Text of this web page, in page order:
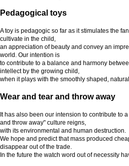
Pedagogical toys
A toy is pedagogic so far as it stimulates the
cultivate in the child,
an appreciation of beauty and convey an
world. Our intention is
to contribute to a balance and harmony
intellect by the growing child,
when it plays with the smoothly shaped,
Wear and tear and throw away
It has also been our intension to contribute to
and throw away" culture reigns,
with its environmental and human destruction.
We hope and predict that mass produced
disappear out of the trade.
In the future the watch word out of necessity